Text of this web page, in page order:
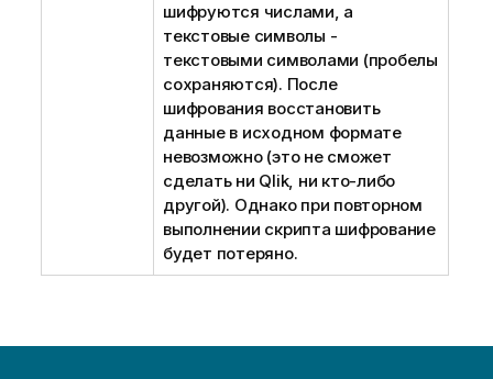
шифруются числами, а
текстовые символы -
текстовыми символами (пробелы
сохраняются). После
шифрования восстановить
данные в исходном формате
невозможно (это не сможет
сделать ни Qlik, ни кто-либо
другой). Однако при повторном
выполнении скрипта шифрование
будет потеряно.